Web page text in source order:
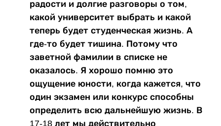
радости и долгие разговоры о том,
какой университет выбрать и какой
теперь будет студенческая жизнь. А
где-то будет тишина. Потому что
заветной фамилии в списке не
оказалось. Я хорошо помню это
ощущение юности, когда кажется, что
один экзамен или конкурс способны
определить всю дальнейшую жизнь. В
17-18 лет мы действительно